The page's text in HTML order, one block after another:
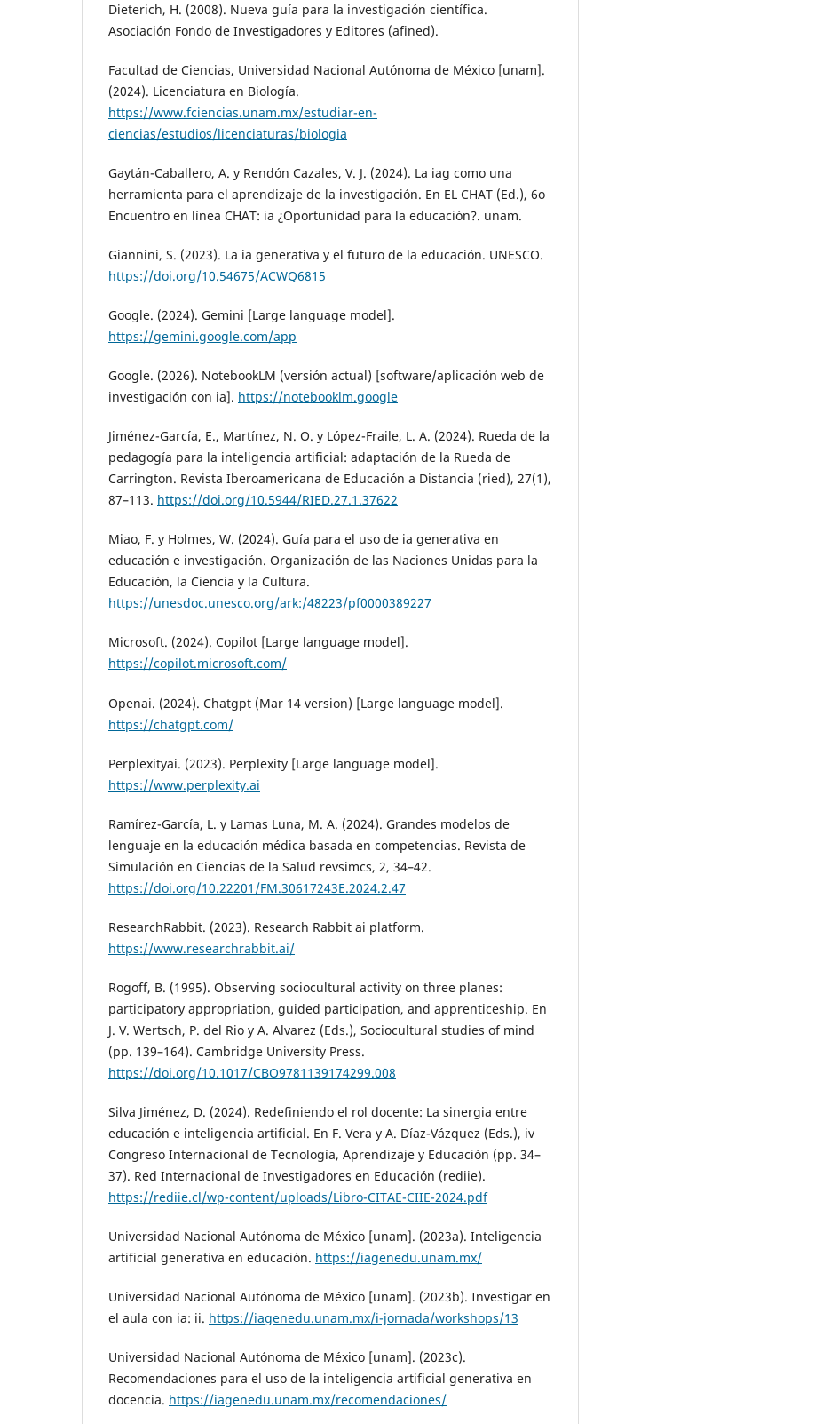
Dieterich, H. (2008). Nueva guía para la investigación científica.
Asociación Fondo de Investigadores y Editores (afined).
Facultad de Ciencias, Universidad Nacional Autónoma de México [unam].
(2024). Licenciatura en Biología.
https://www.fciencias.unam.mx/estudiar-en-
ciencias/estudios/licenciaturas/biologia
Gaytán-Caballero, A. y Rendón Cazales, V. J. (2024). La iag como una
herramienta para el aprendizaje de la investigación. En EL CHAT (Ed.), 6o
Encuentro en línea CHAT: ia ¿Oportunidad para la educación?. unam.
Giannini, S. (2023). La ia generativa y el futuro de la educación. UNESCO.
https://doi.org/10.54675/ACWQ6815
Google. (2024). Gemini [Large language model].
https://gemini.google.com/app
Google. (2026). NotebookLM (versión actual) [software/aplicación web de
investigación con ia]. https://notebooklm.google
Jiménez-García, E., Martínez, N. O. y López-Fraile, L. A. (2024). Rueda de la
pedagogía para la inteligencia artificial: adaptación de la Rueda de
Carrington. Revista Iberoamericana de Educación a Distancia (ried), 27(1),
87–113. https://doi.org/10.5944/RIED.27.1.37622
Miao, F. y Holmes, W. (2024). Guía para el uso de ia generativa en
educación e investigación. Organización de las Naciones Unidas para la
Educación, la Ciencia y la Cultura.
https://unesdoc.unesco.org/ark:/48223/pf0000389227
Microsoft. (2024). Copilot [Large language model].
https://copilot.microsoft.com/
Openai. (2024). Chatgpt (Mar 14 version) [Large language model].
https://chatgpt.com/
Perplexityai. (2023). Perplexity [Large language model].
https://www.perplexity.ai
Ramírez-García, L. y Lamas Luna, M. A. (2024). Grandes modelos de
lenguaje en la educación médica basada en competencias. Revista de
Simulación en Ciencias de la Salud revsimcs, 2, 34–42.
https://doi.org/10.22201/FM.30617243E.2024.2.47
ResearchRabbit. (2023). Research Rabbit ai platform.
https://www.researchrabbit.ai/
Rogoff, B. (1995). Observing sociocultural activity on three planes:
participatory appropriation, guided participation, and apprenticeship. En
J. V. Wertsch, P. del Rio y A. Alvarez (Eds.), Sociocultural studies of mind
(pp. 139–164). Cambridge University Press.
https://doi.org/10.1017/CBO9781139174299.008
Silva Jiménez, D. (2024). Redefiniendo el rol docente: La sinergia entre
educación e inteligencia artificial. En F. Vera y A. Díaz-Vázquez (Eds.), iv
Congreso Internacional de Tecnología, Aprendizaje y Educación (pp. 34–
37). Red Internacional de Investigadores en Educación (rediie).
https://rediie.cl/wp-content/uploads/Libro-CITAE-CIIE-2024.pdf
Universidad Nacional Autónoma de México [unam]. (2023a). Inteligencia
artificial generativa en educación. https://iagenedu.unam.mx/
Universidad Nacional Autónoma de México [unam]. (2023b). Investigar en
el aula con ia: ii. https://iagenedu.unam.mx/i-jornada/workshops/13
Universidad Nacional Autónoma de México [unam]. (2023c).
Recomendaciones para el uso de la inteligencia artificial generativa en
docencia. https://iagenedu.unam.mx/recomendaciones/